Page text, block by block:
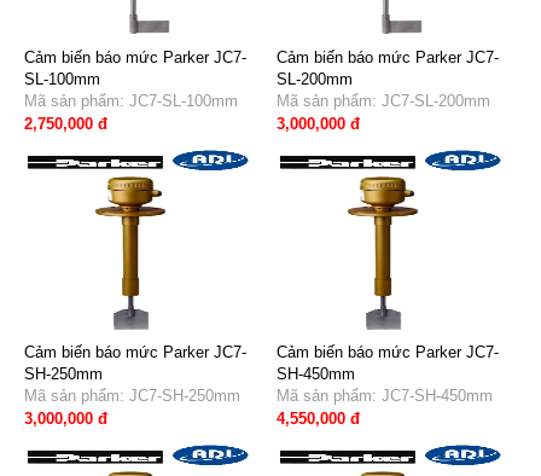
Cảm biến báo mức Parker JC7-
SL-100mm
Mã sản phẩm: JC7-SL-100mm
2,750,000 đ
Cảm biến báo mức Parker JC7-
SL-200mm
Mã sản phẩm: JC7-SL-200mm
3,000,000 đ
Cảm biến báo mức Parker JC7-
SH-250mm
Mã sản phẩm: JC7-SH-250mm
3,000,000 đ
Cảm biến báo mức Parker JC7-
SH-450mm
Mã sản phẩm: JC7-SH-450mm
4,550,000 đ